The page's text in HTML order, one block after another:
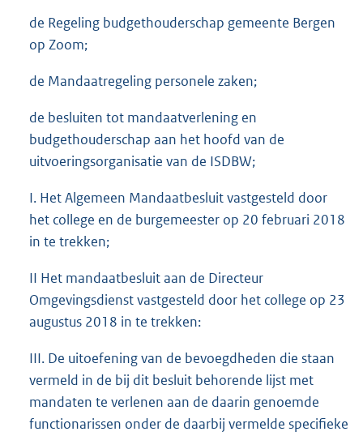
de Regeling budgethouderschap gemeente Bergen
op Zoom;
de Mandaatregeling personele zaken;
de besluiten tot mandaatverlening en
budgethouderschap aan het hoofd van de
uitvoeringsorganisatie van de ISDBW;
I. Het Algemeen Mandaatbesluit vastgesteld door
het college en de burgemeester op 20 februari 2018
in te trekken;
II Het mandaatbesluit aan de Directeur
Omgevingsdienst vastgesteld door het college op 23
augustus 2018 in te trekken:
III. De uitoefening van de bevoegdheden die staan
vermeld in de bij dit besluit behorende lijst met
mandaten te verlenen aan de daarin genoemde
functionarissen onder de daarbij vermelde specifieke